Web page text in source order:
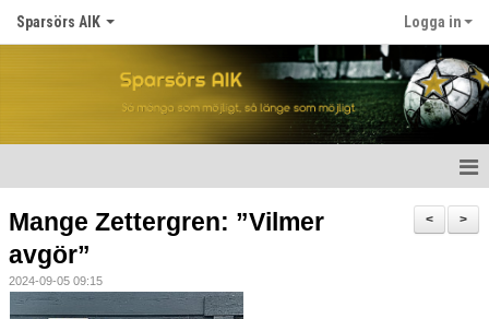
Sparsörs AIK Logga in
Nyheter
Om SAIK
>
<
Mange Zettergren: ”Vilmer
avgör”
2024-09-05 09:15